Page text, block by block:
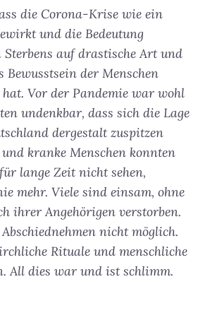
die Corona-Krise wie ein
und die Bedeutung
Sterbens auf drastische Art und
Bewusstsein der Menschen
Vor der Pandemie war wohl
undenkbar, dass sich die Lage
dergestalt zuspitzen
kranke Menschen konnten
lange Zeit nicht sehen,
mehr. Viele sind einsam, ohne
ihrer Angehörigen verstorben.
nicht möglich.
Rituale und menschliche
All dies war und ist schlimm.